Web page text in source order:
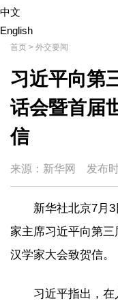
中文
English
首页 > 外交要闻
习近平向第
话会暨首届
信
来源：新华网 发布
新华社北京7月
家主席习近平向第
汉学家大会致贺信。
习近平指出，